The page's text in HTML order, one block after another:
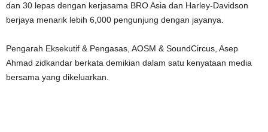
dan 30 lepas dengan kerjasama BRO Asia dan Harley-Davidson
berjaya menarik lebih 6,000 pengunjung dengan jayanya.
Pengarah Eksekutif & Pengasas, AOSM & SoundCircus, Asep
Ahmad zidkandar berkata demikian dalam satu kenyataan media
bersama yang dikeluarkan.